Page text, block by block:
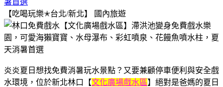
【吃喝玩樂✭台北/新北】
國內旅遊
炎炎夏日想找免費消暑玩水景點？又要兼顧停車便利與安全戲
水環境，位於新北林口【文化廣場戲水區】絕對是爸媽的夏日